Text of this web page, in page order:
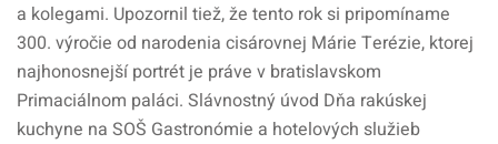
a kolegami. Upozornil tiež, že tento rok si pripomíname
300. výročie od narodenia cisárovnej Márie Terézie, ktorej
najhonosnejší portrét je práve v bratislavskom
Primaciálnom paláci. Slávnostný úvod Dňa rakúskej
kuchyne na SOŠ Gastronómie a hotelových služieb